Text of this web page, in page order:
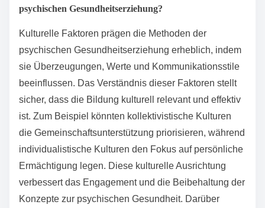
psychischen Gesundheitserziehung?
Kulturelle Faktoren prägen die Methoden der
psychischen Gesundheitserziehung erheblich, indem
sie Überzeugungen, Werte und Kommunikationsstile
beeinflussen. Das Verständnis dieser Faktoren stellt
sicher, dass die Bildung kulturell relevant und effektiv
ist. Zum Beispiel könnten kollektivistische Kulturen
die Gemeinschaftsunterstützung priorisieren, während
individualistische Kulturen den Fokus auf persönliche
Ermächtigung legen. Diese kulturelle Ausrichtung
verbessert das Engagement und die Beibehaltung der
Konzepte zur psychischen Gesundheit. Darüber